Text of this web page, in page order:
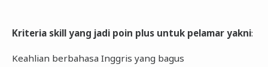
Kriteria skill yang jadi poin plus untuk pelamar yakni:
Keahlian berbahasa Inggris yang bagus